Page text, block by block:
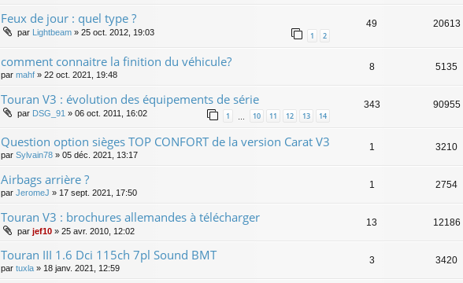
Feux de jour : quel type ?
par Lightbeam » 25 oct. 2012, 19:03 1 2
49 20613
comment connaitre la finition du véhicule?
par mahf » 22 oct. 2021, 19:48
8 5135
Touran V3 : évolution des équipements de série
par DSG_91 » 06 oct. 2011, 16:02 1 10 11 12 13 14
343 90955
Question option sièges TOP CONFORT de la version Carat V3
par Sylvain78 » 05 déc. 2021, 13:17
1 3210
Airbags arrière ?
par JeromeJ » 17 sept. 2021, 17:50
1 2754
Touran V3 : brochures allemandes à télécharger
par jef10 » 25 avr. 2010, 12:02
13 12186
Touran III 1.6 Dci 115ch 7pl Sound BMT
par tuxla » 18 janv. 2021, 12:59
3 3420